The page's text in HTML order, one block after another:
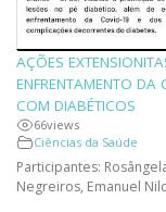
AÇÕES
ENFRENTAMENTO DA
COM DIABÉTICOS
66views
Ciências da Saúde
Participantes:
Negreiros, Emanuel